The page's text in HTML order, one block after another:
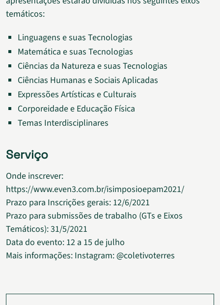
temáticos:
Linguagens e suas Tecnologias
Matemática e suas Tecnologias
Ciências da Natureza e suas Tecnologias
Ciências Humanas e Sociais Aplicadas
Expressões Artísticas e Culturais
Corporeidade e Educação Física
Temas Interdisciplinares
Serviço
Onde inscrever:
https://www.even3.com.br/isimposioepam2021/
Prazo para Inscrições gerais: 12/6/2021
Prazo para submissões de trabalho (GTs e Eixos
Temáticos): 31/5/2021
Data do evento: 12 a 15 de julho
Mais informações: Instagram: @coletivoterres